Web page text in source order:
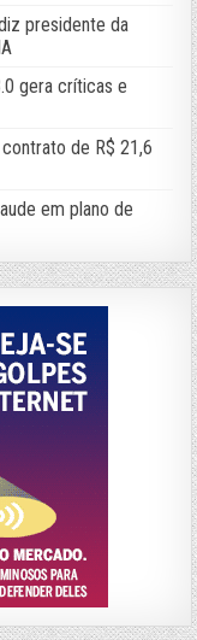
presidente da
gera críticas e
de R$ 21,6
em plano de